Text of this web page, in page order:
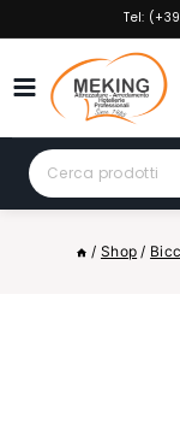
to
Tel:
Search
for:
/ Shop /